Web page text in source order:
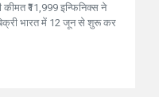
₹11,999 इन्फिनिक्स ने
बिक्री भारत में 12 जून से शुरू कर